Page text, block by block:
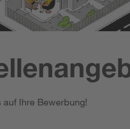
auf Ihre Bewerbung!